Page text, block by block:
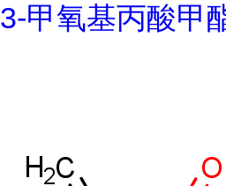
3-甲氧基丙酸甲